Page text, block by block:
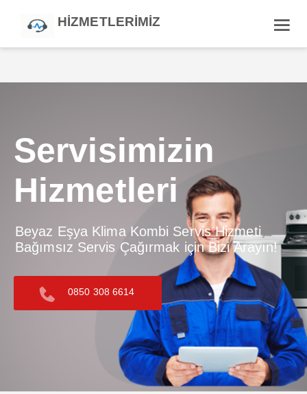
Ana Sayfa Hizmetlerimiz
HİZMETLERİMİZ
Servisimizin
Hizmetleri
Beyaz Eşya Klima Kombi Servis Hizmeti
Bağımsız Servis Çağırmak için Bizi Arayın!
0850 308 6614